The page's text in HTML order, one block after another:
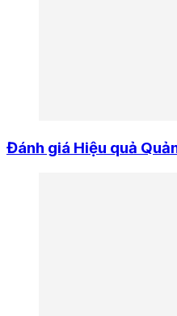
Đánh giá Hiệu quả